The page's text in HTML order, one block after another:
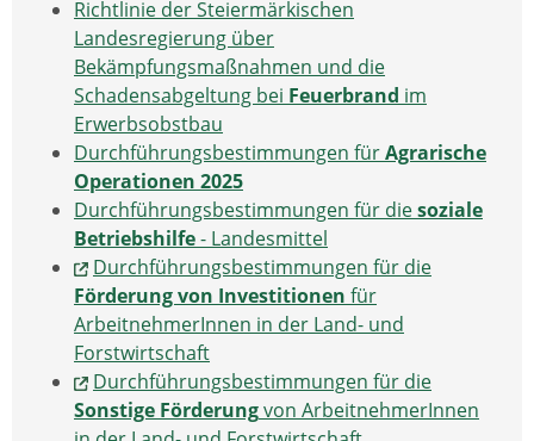
Richtlinie der Steiermärkischen
Landesregierung über
Bekämpfungsmaßnahmen und die
Schadensabgeltung bei Feuerbrand im
Erwerbsobstbau
Durchführungsbestimmungen fürAgrarische
Operationen 2025
Durchführungsbestimmungen für diesoziale
Betriebshilfe- Landesmittel
Durchführungsbestimmungen für die
Förderung von Investitionen für
ArbeitnehmerInnen in der Land- und
Forstwirtschaft
Durchführungsbestimmungen für die
Sonstige Förderungvon ArbeitnehmerInnen